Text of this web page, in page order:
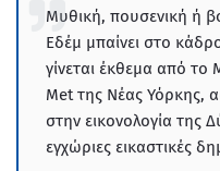
Μυθική, πουσενική ή
Εδέμ μπαίνει στο
γίνεται έκθεμα από
Μet της Νέας Υόρκης,
στην εικονολογία της
εγχώριες εικαστικές